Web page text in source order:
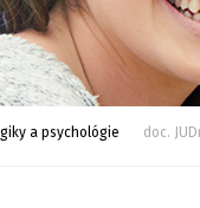
a psychológie doc.